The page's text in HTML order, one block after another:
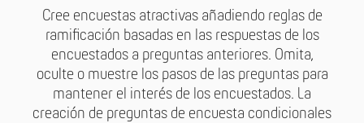
Cree encuestas atractivas añadiendo reglas de
ramificación basadas en las respuestas de los
encuestados a preguntas anteriores. Omita,
oculte o muestre los pasos de las preguntas para
mantener el interés de los encuestados. La
creación de preguntas de encuesta condicionales